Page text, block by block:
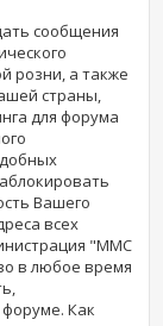
сообщения
розни, а также
страны,
для форума
Вашего
всех
"MMC
в любое время
Как